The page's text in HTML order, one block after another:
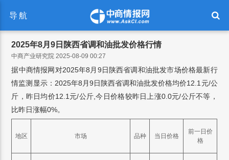
导航
2025年8月9日陕西省调和油批发价格行情
中商产业研究院 2025-08-09 00:27
据中商情报网对2025年8月9日陕西省调和油批发市场价格最新行
情监测显示：2025年8月9日陕西省调和油批发价格均价12.1元/公
斤，昨日均价12.1元/公斤,今日价格较昨日上涨0.0元/公斤不等，
比昨日涨幅0%。
地区 市场 品种 当日价格
前一日价
格